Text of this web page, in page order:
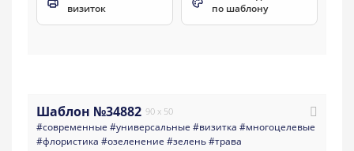
визиток
по шаблону
Шаблон №34882 90 x 50
#современные #универсальные #визитка #многоцелевые
#флористика #озеленение #зелень#трава